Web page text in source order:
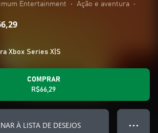
Entertainment • Ação e aventura
•
Xbox Series X|S
COMPRAR
R$66,29
À LISTA DE DESEJOS ● ● ●